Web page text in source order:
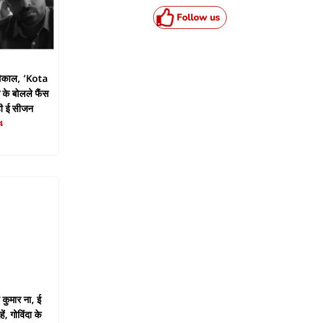
‘Kota
के बोलले फैंस
ई सीजन
ना, ई
गोविंदा के
Follow us